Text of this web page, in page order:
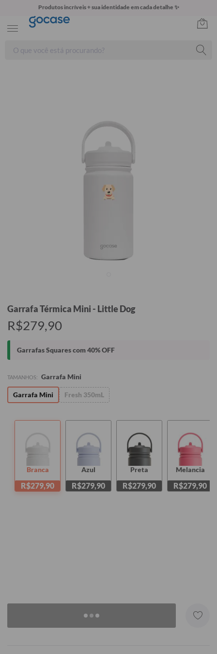
Produtos incríveis + sua identidade em cada detalhe ✨
Garrafa Térmica Mini - Little Dog
R$279,90
Garrafas Squares com 40% OFF
TAMANHOS: Garrafa Mini
Fresh 350mL
Garrafa Mini
Branca
R$279,90
Azul
R$279,90
Preta
R$279,90
Melancia
R$279,90